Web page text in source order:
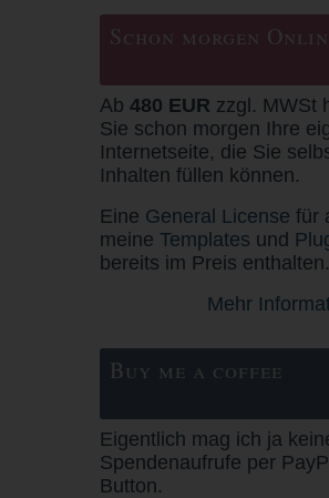
Schon morgen
Ab 480 EUR zzgl. MWSt
Sie schon morgen Ihre
Internetseite, die Sie
Inhalten füllen können.
Eine General License für
meine Templates und
bereits im Preis enthalten.
Mehr
Buy me a coffee
Eigentlich mag ich ja
Spendenaufrufe per
Button.